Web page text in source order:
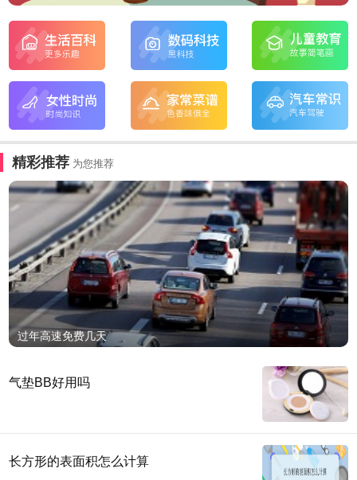
精彩推荐 为您推荐
过年高速免费几天
气垫BB好用吗
长方形的表面积怎么计算